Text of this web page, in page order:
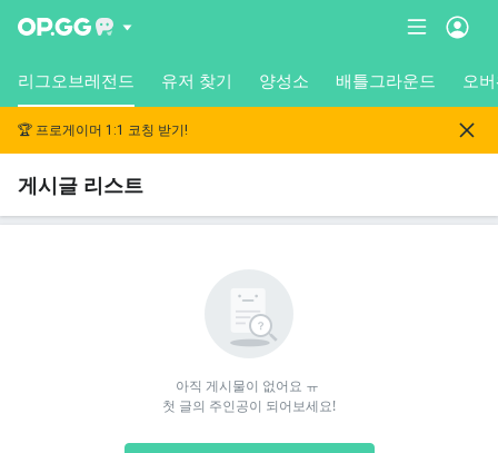
리그오브레전드 유저 찾기 양성소 배틀그라운드 오
🏆 프로게이머 1:1 코칭 받기!
게시글 리스트
아직 게시물이 없어요 ㅠ
첫 글의 주인공이 되어보세요!